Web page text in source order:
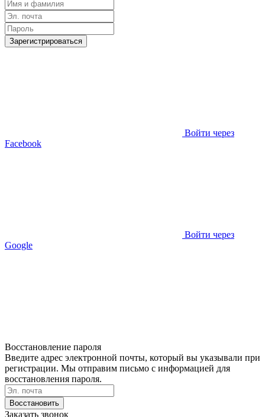
Зарегистрироваться
Войти через
Facebook
Войти через
Google
Восстановление пароля
Введите адрес электронной почты, который вы указывали при
регистрации. Мы отправим письмо с информацией для
восстановления пароля.
Восстановить
Заказать звонок